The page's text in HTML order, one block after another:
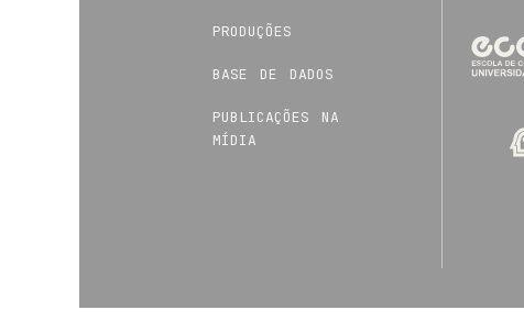
produções
base de dados
publicações na
mídia